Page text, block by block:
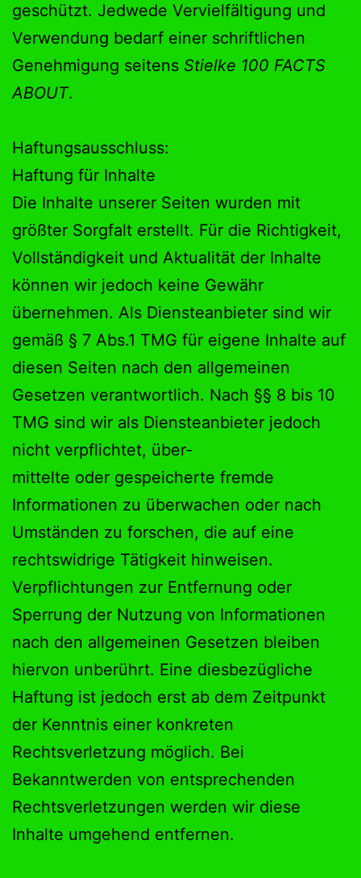
geschützt. Jedwede Vervielfältigung und
Verwendung bedarf einer schriftlichen
Genehmigung seitens Stielke 100 FACTS
ABOUT.
Haftungsausschluss:
Haftung für Inhalte
Die Inhalte unserer Seiten wurden mit
größter Sorgfalt erstellt. Für die Richtigkeit,
Vollständigkeit und Aktualität der Inhalte
können wir jedoch keine Gewähr
übernehmen. Als Diensteanbieter sind wir
gemäß § 7 Abs.1 TMG für eigene Inhalte auf
diesen Seiten nach den allgemeinen
Gesetzen verantwortlich. Nach §§ 8 bis 10
TMG sind wir als Diensteanbieter jedoch
nicht verpflichtet, über-
mittelte oder gespeicherte fremde
Informationen zu überwachen oder nach
Umständen zu forschen, die auf eine
rechtswidrige Tätigkeit hinweisen.
Verpflichtungen zur Entfernung oder
Sperrung der Nutzung von Informationen
nach den allgemeinen Gesetzen bleiben
hiervon unberührt. Eine diesbezügliche
Haftung ist jedoch erst ab dem Zeitpunkt
der Kenntnis einer konkreten
Rechtsverletzung möglich. Bei
Bekanntwerden von entsprechenden
Rechtsverletzungen werden wir diese
Inhalte umgehend entfernen.